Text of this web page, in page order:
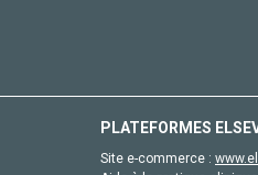
PLATEFORMES
Site e-commerce :